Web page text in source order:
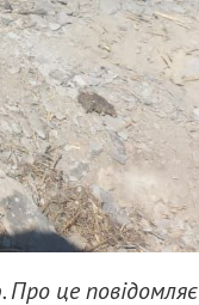
це повідомляє